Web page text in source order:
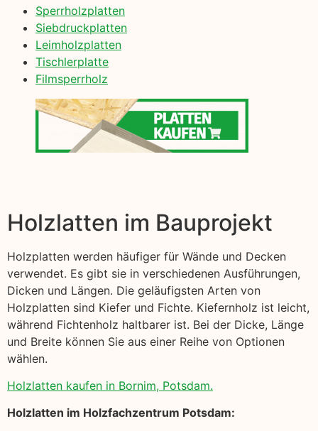
Sperrholzplatten
Siebdruckplatten
Leimholzplatten
Tischlerplatte
Filmsperrholz
Holzlatten im Bauprojekt
Holzplatten werden häufiger für Wände und Decken
verwendet. Es gibt sie in verschiedenen Ausführungen,
Dicken und Längen. Die geläufigsten Arten von
Holzplatten sind Kiefer und Fichte. Kiefernholz ist leicht,
während Fichtenholz haltbarer ist. Bei der Dicke, Länge
und Breite können Sie aus einer Reihe von Optionen
wählen.
Holzlatten kaufen in Bornim, Potsdam.
Holzlatten im Holzfachzentrum Potsdam: